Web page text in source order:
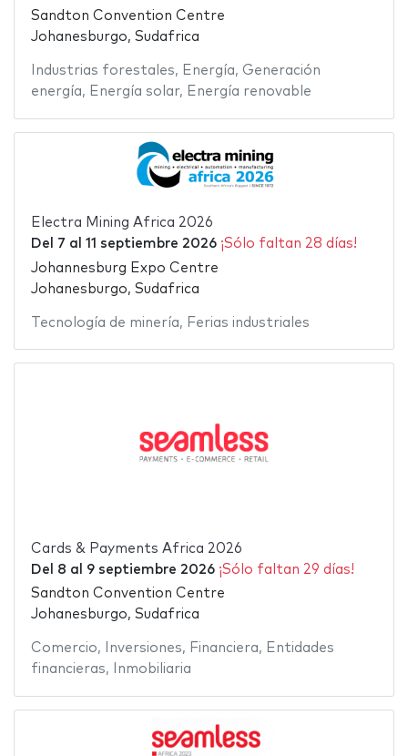
Sandton Convention Centre
Johanesburgo, Sudafrica
Industrias forestales, Energía, Generación
energía, Energía solar, Energía renovable
Electra Mining Africa 2026
Del 7 al 11 septiembre 2026 ¡Sólo faltan 28 días!
Johannesburg Expo Centre
Johanesburgo, Sudafrica
Tecnología de minería, Ferias industriales
Cards & Payments Africa 2026
Del 8 al 9 septiembre 2026 ¡Sólo faltan 29 días!
Sandton Convention Centre
Johanesburgo, Sudafrica
Comercio, Inversiones, Financiera, Entidades
financieras, Inmobiliaria